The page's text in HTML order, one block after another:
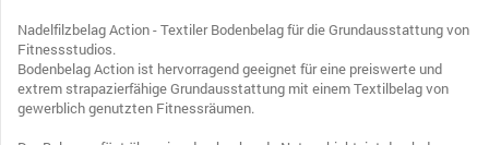
Nadelfilzbelag Action - Textiler Bodenbelag für die Grundausstattung von
Fitnessstudios.
Bodenbelag Action ist hervorragend geeignet für eine preiswerte und
extrem strapazierfähige Grundausstattung mit einem Textilbelag von
gewerblich genutzten Fitnessräumen.